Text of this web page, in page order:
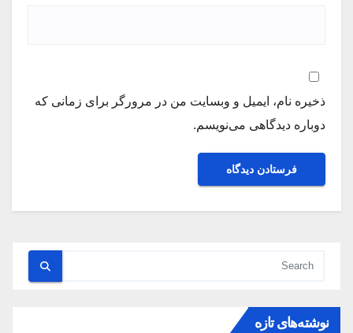
ذخیره نام، ایمیل و وبسایت من در مرورگر برای زمانی که
دوباره دیدگاهی می‌نویسم.
نوشته‌های تازه